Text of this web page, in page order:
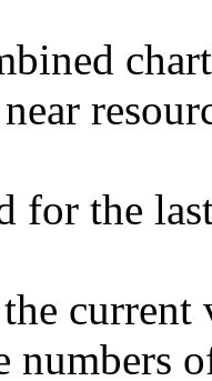
for the
numbers